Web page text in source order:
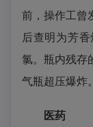
前，操作工曾
后查明为芳
氯。瓶内残存
气瓶超压爆炸。
医药